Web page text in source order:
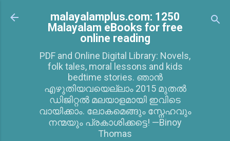
Skip to main content
malayalamplus.com: 1250
Malayalam eBooks for free
online reading
PDF and Online Digital Library: Novels,
folk tales, moral lessons and kids
bedtime stories. ഞാൻ
എഴുതിയവയെല്ലാം 2015 മുതൽ
ഡിജിറ്റൽ മലയാളമായി ഇവിടെ
വായിക്കാം. ലോകമെങ്ങും സ്നേഹവും
നന്മയും പ്രകാശിക്കട്ടെ! —Binoy
Thomas